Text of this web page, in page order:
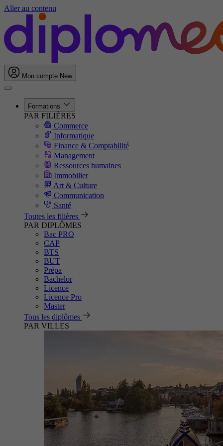
Aller au contenu
Mon compte New
Formations
PAR FILIÈRES
Commerce
Informatique
Finance & Comptabilité
Management
Ressources humaines
Immobilier
Art & Culture
Communication
Santé
Toutes les filières
PAR DIPLÔMES
Bac PRO
CAP
BTS
BUT
Prépa
Bachelor
Licence
Licence Pro
Master
Tous les diplômes
PAR VILLES